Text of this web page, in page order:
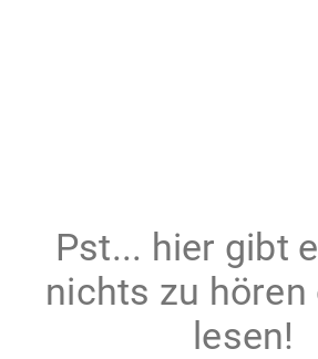
Pst... hier gibt
nichts zu hören
lesen!